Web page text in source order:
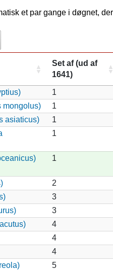
et par gange i døgnet,
Set af (ud af
1641)
1
mongolus)
1
asiaticus)
1
1
1
2
3
3
4
4
4
5